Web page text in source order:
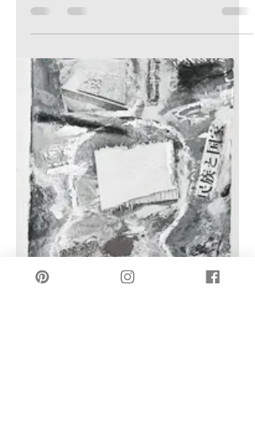
制作のすべてが、個展に繋がっていま
す。 「完璧な不完全」という新たな気
づき。 グレイとの対話から始まった制
作の連鎖。 過去と現在が交錯する「ロ
スト・ペインティング」。 これまでの
私の思考の軌跡を、総集編としてまと
めました。ぜひご覧ください。